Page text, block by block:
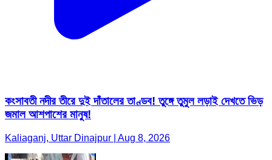
কংসাবতী নদীর তীরে দুই দাঁতালের তাণ্ডব! তুঙ্গে তুমুল লড়াই দেখতে ভিড়
জমাল আশপাশের মানুষ!
Kaliaganj, Uttar Dinajpur | Aug 8, 2026